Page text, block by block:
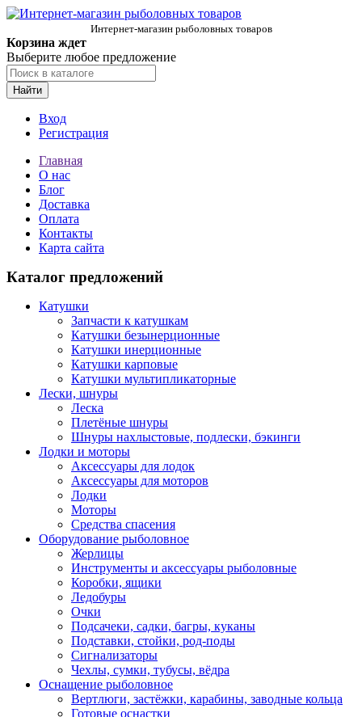
Интернет-магазин рыболовных товаров
Корзина ждет
Выберите любое предложение
Найти
Вход
Регистрация
Главная
О нас
Блог
Доставка
Оплата
Контакты
Карта сайта
Каталог предложений
Катушки
Запчасти к катушкам
Катушки безынерционные
Катушки инерционные
Катушки карповые
Катушки мультипликаторные
Лески, шнуры
Леска
Плетёные шнуры
Шнуры нахлыстовые, подлески, бэкинги
Лодки и моторы
Аксессуары для лодок
Аксессуары для моторов
Лодки
Моторы
Средства спасения
Оборудование рыболовное
Жерлицы
Инструменты и аксессуары рыболовные
Коробки, ящики
Ледобуры
Очки
Подсачеки, садки, багры, куканы
Подставки, стойки, род-поды
Сигнализаторы
Чехлы, сумки, тубусы, вёдра
Оснащение рыболовное
Вертлюги, застёжки, карабины, заводные кольца
Готовые оснастки